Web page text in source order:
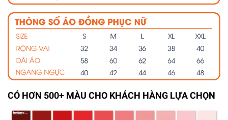
CÓ HƠN 500+ MÀU CHO KHÁCH HÀNG LỰA CHỌN